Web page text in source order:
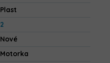
Plast
2
Nové
Motorka